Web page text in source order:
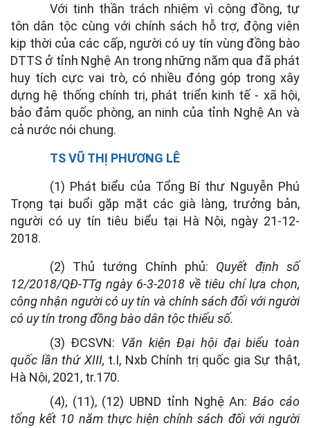
Với tinh thần trách nhiệm vì cộng đồng, tự
tôn dân tộc cùng với chính sách hỗ trợ, động viên
kịp thời của các cấp, người có uy tín vùng đồng bào
DTTS ở tỉnh Nghệ An trong những năm qua đã phát
huy tích cực vai trò, có nhiều đóng góp trong xây
dựng hệ thống chính trị, phát triển kinh tế - xã hội,
bảo đảm quốc phòng, an ninh của tỉnh Nghệ An và
cả nước nói chung.
TS VŨ THỊ PHƯƠNG LÊ
(1) Phát biểu của Tổng Bí thư Nguyễn Phú
Trọng tại buổi gặp mặt các già làng, trưởng bản,
người có uy tín tiêu biểu tại Hà Nội, ngày 21-12-
2018.
(2) Thủ tướng Chính phủ: Quyết định số
12/2018/QĐ-TTg ngày 6-3-2018 về tiêu chí lựa chọn,
công nhận người có uy tín và chính sách đối với người
có uy tín trong đồng bào dân tộc thiểu số.
(3) ĐCSVN: Văn kiện Đại hội đại biểu toàn
quốc lần thứ XIII, t.I, Nxb Chính trị quốc gia Sự thật,
Hà Nội, 2021, tr.170.
(4), (11), (12) UBND tỉnh Nghệ An:Báo cáo
tổng kết 10 năm thực hiện chính sách đối với người